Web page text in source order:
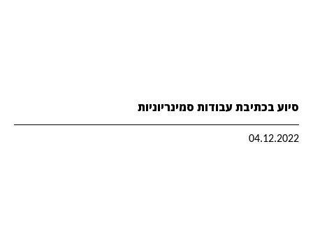
סיוע בכתיבת עבודות סמינריוניות
04.12.2022